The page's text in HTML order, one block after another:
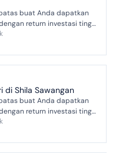
buat Anda dapatkan
return investasi tinggi
di Shila Sawangan
buat Anda dapatkan
return investasi tinggi
Rumah ini menawarkan